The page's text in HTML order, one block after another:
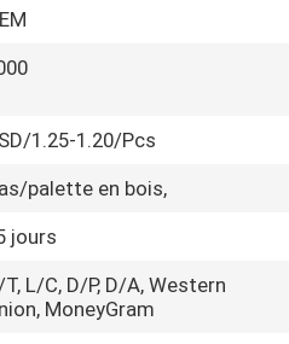
1.25-1.20/Pcs
palette en bois,
jours
L/C, D/P, D/A, Western
MoneyGram